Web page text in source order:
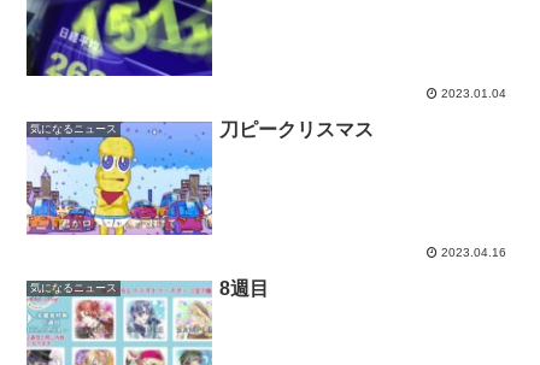
2023.01.04
気になるニュース 刀ピークリスマス
2023.04.16
気になるニュース 8週目